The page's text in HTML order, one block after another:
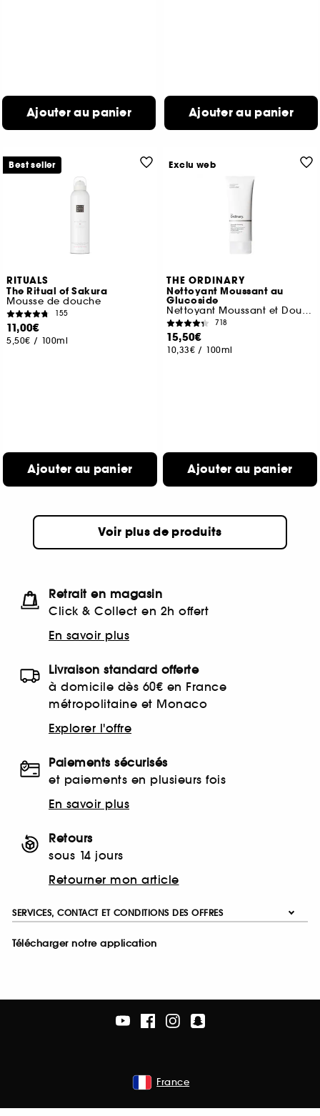
Ajouter au panier Ajouter au panier
RITUALS
The Ritual of Sakura
Mousse de douche
155
11,00€
5,50€ / 100ml
Ajouter au panier
Best seller
THE ORDINARY
Nettoyant Moussant au
Glucoside
Nettoyant Moussant et Doux pour le Visage
718
15,50€
10,33€ / 100ml
Ajouter au panier
Exclu web
Voir plus de produits
Retrait en magasin
Click & Collect en 2h offert
En savoir plus
Livraison standard offerte
à domicile dès 60€ en France
métropolitaine et Monaco
Explorer l'offre
Paiements sécurisés
et paiements en plusieurs fois
En savoir plus
Retours
sous 14 jours
Retourner mon article
SERVICES, CONTACT ET CONDITIONS DES OFFRES
Télécharger notre application
France